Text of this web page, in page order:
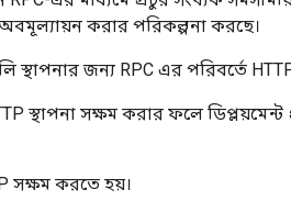
করার পরিকল্পনা করছে।
জন্য RPC এর পরিবর্তে
স্থাপনা সক্ষম করার ফলে ডিপ্লয়মেন্ট
সক্ষম করতে হয়।